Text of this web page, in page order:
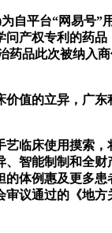
平台“网易号”
产权专利的药
品此次被纳入
的立异，广东
床使用摸索，
智能制制和全
体例惠及更多
议通过的《地